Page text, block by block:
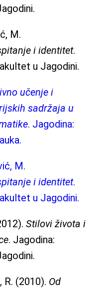
M.
i identitet.
u Jagodini.
učenje i
sadržaja u
. Jagodina:
M.
i identitet.
u Jagodini.
Stilovi života i
. Jagodina:
R. (2010). Od